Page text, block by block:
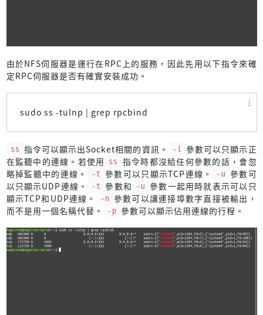
由於NFS伺服器是運行在RPC上的服務，因此先用以下指令來確
定RPC伺服器是否有確實安裝成功。
sudo ss -tulnp | grep rpcbind
ss 指令可以顯示出Socket相關的資訊。 -l 參數可以只顯示正
在監聽中的連線。若使用 ss 指令時都沒給任何參數的話，會忽
略掉監聽中的連線。
-t 參數可以只顯示TCP連線。 -u 參數可
以只顯示UDP連線。
-t 參數和 -u 參數一起用時就表示可以只
顯示TCP和UDP連線。
-n 參數可以讓連接埠數字直接被輸出，
而不是用一個名稱代替。
-p 參數可以顯示佔用連線的行程。